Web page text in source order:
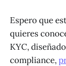
Espero que
quieres
KYC,
compliance,